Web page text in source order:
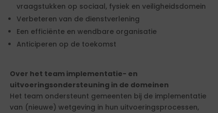
vraagstukken op sociaal, fysiek en veiligheidsdomein
Verbeteren van de dienstverlening
Een efficiënte en wendbare organisatie
Anticiperen op de toekomst
Over het team implementatie- en
uitvoeringsondersteuning in de domeinen
Het team ondersteunt gemeenten bij de implementatie
van (nieuwe) wetgeving in hun uitvoeringsprocessen,